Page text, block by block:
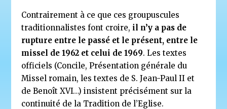
Contrairement à ce que ces groupuscules
traditionnalistes font croire, il n’y a pas de
rupture entre le passé et le présent, entre le
missel de 1962 et celui de 1969. Les textes
officiels (Concile, Présentation générale du
Missel romain, les textes de S. Jean-Paul II et
de Benoît XVI…) insistent précisément sur la
continuité de la Tradition de l’Eglise.